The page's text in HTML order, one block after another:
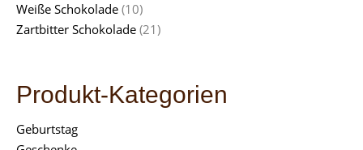
Weiße Schokolade (10)
Zartbitter Schokolade (21)
Produkt-Kategorien
Geburtstag